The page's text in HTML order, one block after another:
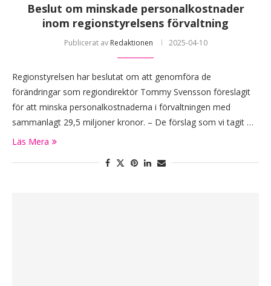
Beslut om minskade personalkostnader
inom regionstyrelsens förvaltning
Publicerat av Redaktionen 2025-04-10
Regionstyrelsen har beslutat om att genomföra de
förändringar som regiondirektör Tommy Svensson föreslagit
för att minska personalkostnaderna i förvaltningen med
sammanlagt 29,5 miljoner kronor. – De förslag som vi tagit …
Läs Mera